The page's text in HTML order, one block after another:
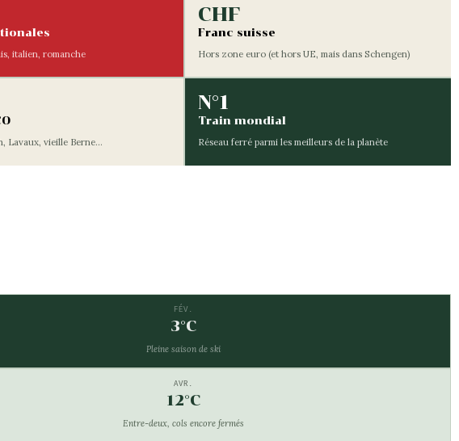
italien, romanche
CHF
Franc suisse
Hors zone euro (et hors UE, mais dans Schengen)
Lavaux, vieille Berne…
N°1
Train mondial
Réseau ferré parmi les meilleurs de la planète
FÉV.
3°C
Pleine saison de ski
AVR.
12°C
Entre-deux, cols encore fermés